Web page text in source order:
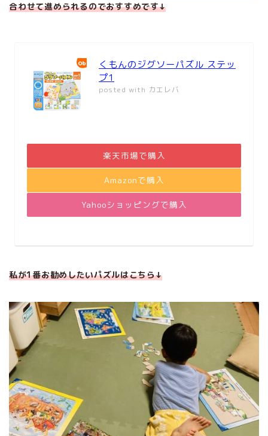
合わせて進められるのでおすすめです↓
くもんのジグソーパズル ステッ
プ1
posted with カエレバ
楽天市場で購入
Amazonで購入
Yahooショッピングで購入
私が1番お勧めしたいパズルはこちら↓